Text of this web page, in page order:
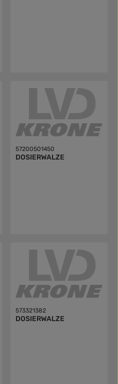
57200501450
DOSIERWALZE
573321382
DOSIERWALZE